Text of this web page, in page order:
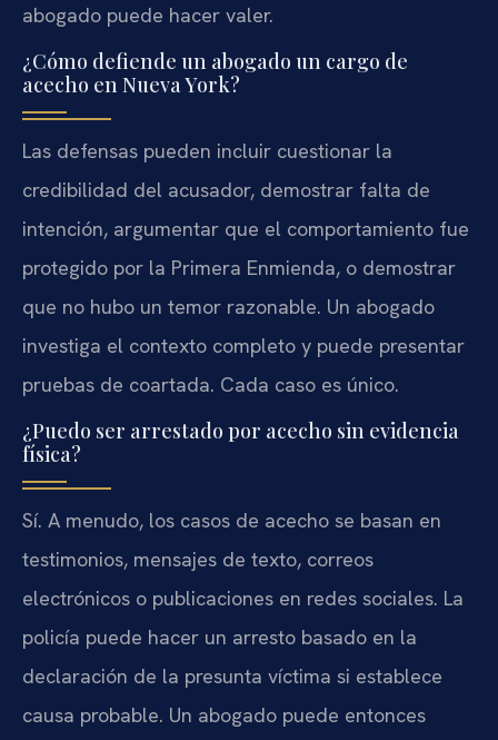
abogado puede hacer valer.
¿Cómo defiende un abogado un cargo de
acecho en Nueva York?
Las defensas pueden incluir cuestionar la
credibilidad del acusador, demostrar falta de
intención, argumentar que el comportamiento fue
protegido por la Primera Enmienda, o demostrar
que no hubo un temor razonable. Un abogado
investiga el contexto completo y puede presentar
pruebas de coartada. Cada caso es único.
¿Puedo ser arrestado por acecho sin evidencia
física?
Sí. A menudo, los casos de acecho se basan en
testimonios, mensajes de texto, correos
electrónicos o publicaciones en redes sociales. La
policía puede hacer un arresto basado en la
declaración de la presunta víctima si establece
causa probable. Un abogado puede entonces